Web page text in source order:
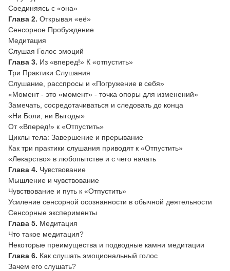
Соединяясь с «она»
Глава 2. Открывая «её»
Сенсорное Пробуждение
Медитация
Слушая Голос эмоций
Глава 3. Из «вперед!» К «отпустить»
Три Практики Слушания
Слушание, расспросы и «Погружение в себя»
«Момент - это «момент» - точка опоры для изменений»
Замечать, сосредотачиваться и следовать до конца
«Ни Боли, ни Выгоды»
От «Вперед!» к «Отпустить»
Циклы тела: Завершение и прерывание
Как три практики слушания приводят к «Отпустить»
«Лекарство» в любопытстве и с чего начать
Глава 4. Чувствование
Мышление и чувствование
Чувствование и путь к «Отпустить»
Усиление сенсорной осознанности в обычной деятельности
Сенсорные эксперименты
Глава 5. Медитация
Что такое медитация?
Некоторые преимущества и подводные камни медитации
Глава 6. Как слушать эмоциональный голос
Зачем его слушать?